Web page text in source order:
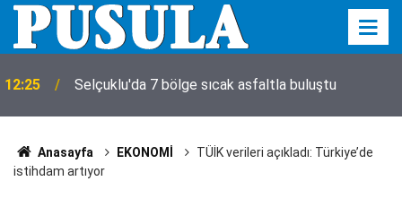
12:12 Öğrenci affı Resmi Gazete'de! İşte detaylar
Anasayfa EKONOMİ
TÜİK verileri açıkladı: Türkiye’de
istihdam artıyor